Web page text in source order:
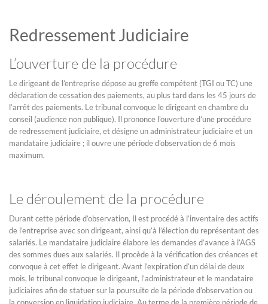
Redressement Judiciaire
L’ouverture de la procédure
Le dirigeant de l’entreprise dépose au greffe compétent (TGI ou TC) une
déclaration de cessation des paiements, au plus tard dans les 45 jours de
l’arrêt des paiements. Le tribunal convoque le dirigeant en chambre du
conseil (audience non publique). Il prononce l’ouverture d’une procédure
de redressement judiciaire, et désigne un administrateur judiciaire et un
mandataire judiciaire ; il ouvre une période d’observation de 6 mois
maximum.
Le déroulement de la procédure
Durant cette période d’observation, Il est procédé à l’inventaire des actifs
de l’entreprise avec son dirigeant, ainsi qu’à l’élection du représentant des
salariés. Le mandataire judiciaire élabore les demandes d’avance à l’AGS
des sommes dues aux salariés. Il procède à la vérification des créances et
convoque à cet effet le dirigeant. Avant l’expiration d’un délai de deux
mois, le tribunal convoque le dirigeant, l’administrateur et le mandataire
judiciaires afin de statuer sur la poursuite de la période d’observation ou